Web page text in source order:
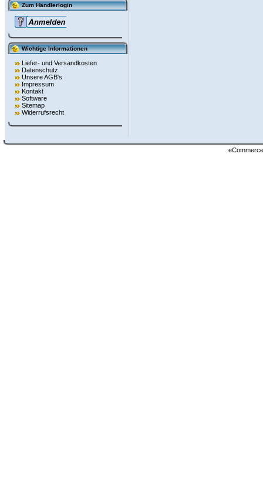
Zum Händlerlogin
Wichtige Informationen
Liefer- und Versandkosten
Datenschutz
Unsere AGB's
Impressum
Kontakt
Software
Sitemap
Widerrufsrecht